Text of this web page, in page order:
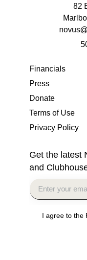
82
Financials
Press
Donate
Terms of Use
Privacy Policy
Get the latest
and
I agree to the